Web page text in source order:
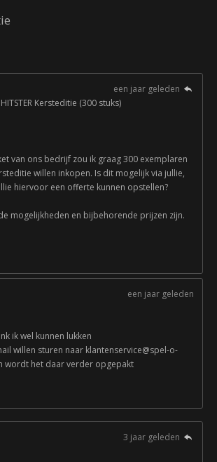
een jaar geleden
Kersteditie (300 stuks)
van ons bedrijf zou ik graag 300 exemplaren
willen inkopen. Is dit mogelijk via jullie,
hiervoor een offerte kunnen opstellen?
mogelijkheden en bijbehorende prijzen zijn.
een jaar geleden
ik wel kunnen lukken
willen sturen naar klantenservice@spel-o-
wordt het daar verder opgepakt
3 jaar geleden